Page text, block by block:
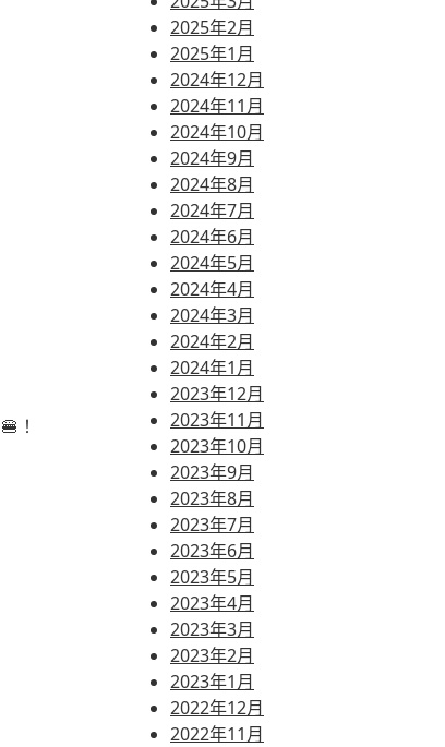
！
2025年2月
2025年1月
2024年12月
2024年11月
2024年10月
2024年9月
2024年8月
2024年7月
2024年6月
2024年5月
2024年4月
2024年3月
2024年2月
2024年1月
2023年12月
2023年11月
2023年10月
2023年9月
2023年8月
2023年7月
2023年6月
2023年5月
2023年4月
2023年3月
2023年2月
2023年1月
2022年12月
2022年11月